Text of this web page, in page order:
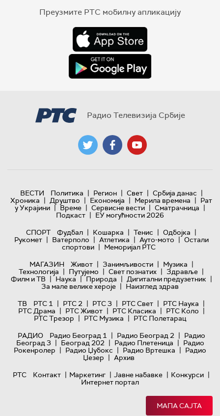
Преузмите РТС мобилну апликацију
Радио Телевизија Србије
ВЕСТИ Политика | Регион | Свет | Србија данас |
Хроника | Друштво | Економија | Мерила времена | Рат
у Украјини | Време | Сервисне вести | Сматрачница |
Подкаст | ЕУ могућности 2026
СПОРТ
Фудбал | Кошарка | Тенис | Одбојка |
Рукомет | Ватерполо | Атлетика | Ауто-мото | Остали
спортови | Меморијал РТС
МАГАЗИН
Живот | Занимљивости | Музика |
Технологијa | Путујемо | Свет познатих | Здравље |
Филм и ТВ | Наука | Природа | Дигитални предузетник |
За мале велике хероје | Наизглед здрав
ТВ
РТС 1 | РТС 2 | РТС 3 | РТС Свет | РТС Наука |
РТС Драма | РТС Живот | РТС Класика | РТС Коло |
РТС Трезор | РТС Музика | РТС Полетарац
РАДИО
Радио Београд 1 | Радио Београд 2 | Радио
Београд 3 | Београд 202 | Радио Плетеница | Радио
Рокенролер | Радио Џубокс | Радио Вртешка | Радио
Џезер | Архив
РТС
Контакт | Маркетинг | Јавне набавке | Конкурси |
Интернет портал
МАПА САЈТА